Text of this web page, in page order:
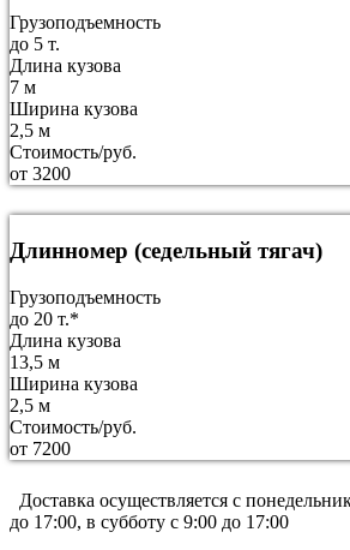
Грузоподъемность
до 5 т.
Длина кузова
7 м
Ширина кузова
2,5 м
Стоимость/руб.
от 3200
Длинномер (седельный тягач)
Грузоподъемность
до 20 т.*
Длина кузова
13,5 м
Ширина кузова
2,5 м
Стоимость/руб.
от 7200
Доставка осуществляется c
до 17:00, в субботу с 9:00 до 17:00